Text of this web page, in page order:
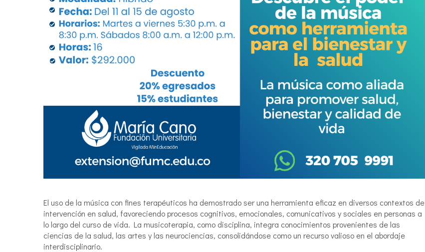
El uso de la música con fines terapéuticos ha demostrado ser una herramienta eficaz en diversos contextos de
intervención en salud, favoreciendo procesos cognitivos, emocionales, comunicativos y sociales en personas a
lo largo del curso de vida. La musicoterapia, como disciplina, integra conocimientos provenientes de las
ciencias de la salud, las artes y las neurociencias, consolidándose como un recurso valioso en el abordaje
interdisciplinario.